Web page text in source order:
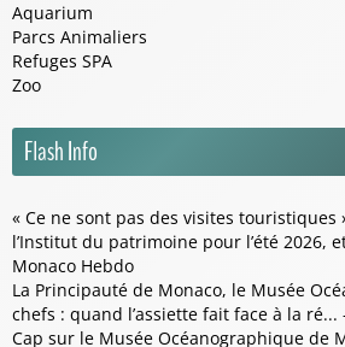
Aquarium
Parcs Animaliers
Refuges SPA
Zoo
Flash Info
« Ce ne sont pas des visites touristiques
l’Institut du patrimoine pour l’été 2026,
Monaco Hebdo
La Principauté de Monaco, le Musée
chefs : quand l’assiette fait face à la ré...
Cap sur le Musée Océanographique de